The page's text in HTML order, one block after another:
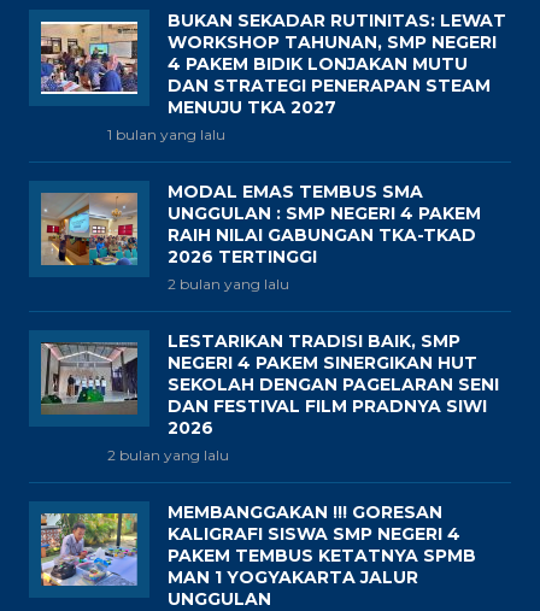
BUKAN SEKADAR RUTINITAS: LEWAT
WORKSHOP TAHUNAN, SMP NEGERI
4 PAKEM BIDIK LONJAKAN MUTU
DAN STRATEGI PENERAPAN STEAM
MENUJU TKA 2027
1 bulan yang lalu
MODAL EMAS TEMBUS SMA
UNGGULAN : SMP NEGERI 4 PAKEM
RAIH NILAI GABUNGAN TKA-TKAD
2026 TERTINGGI
2 bulan yang lalu
LESTARIKAN TRADISI BAIK, SMP
NEGERI 4 PAKEM SINERGIKAN HUT
SEKOLAH DENGAN PAGELARAN SENI
DAN FESTIVAL FILM PRADNYA SIWI
2026
2 bulan yang lalu
MEMBANGGAKAN !!! GORESAN
KALIGRAFI SISWA SMP NEGERI 4
PAKEM TEMBUS KETATNYA SPMB
MAN 1 YOGYAKARTA JALUR
UNGGULAN